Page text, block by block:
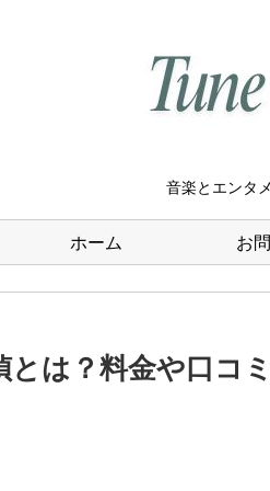
音楽とエンタ
ホーム お
は？料金や口コ